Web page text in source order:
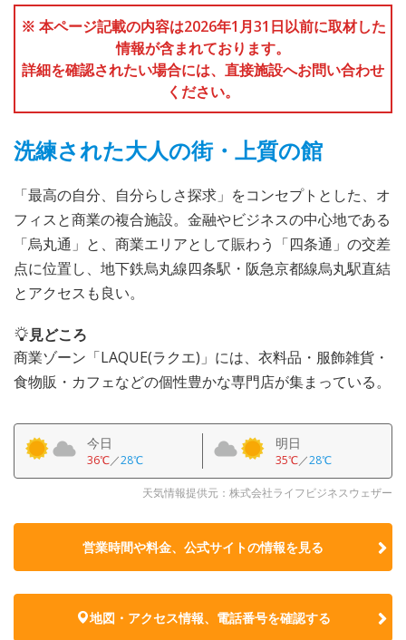
※ 本ページ記載の内容は2026年1月31日以前に取材した
情報が含まれております。
詳細を確認されたい場合には、直接施設へお問い合わせ
ください。
洗練された大人の街・上質の館
「最高の自分、自分らしさ探求」をコンセプトとした、オ
フィスと商業の複合施設。金融やビジネスの中心地である
「烏丸通」と、商業エリアとして賑わう「四条通」の交差
点に位置し、地下鉄烏丸線四条駅・阪急京都線烏丸駅直結
とアクセスも良い。
見どころ
商業ゾーン「LAQUE(ラクエ)」には、衣料品・服飾雑貨・
食物販・カフェなどの個性豊かな専門店が集まっている。
今日
36℃／28℃
明日
35℃／28℃
天気情報提供元：株式会社ライフビジネスウェザー
営業時間や料金、公式サイトの情報を見る
地図・アクセス情報、電話番号を確認する